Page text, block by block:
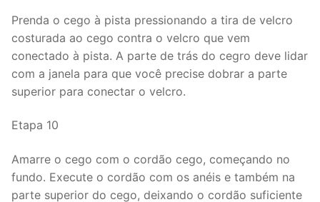
Prenda o cego à pista pressionando a tira de velcro
costurada ao cego contra o velcro que vem
conectado à pista. A parte de trás do cegro deve lidar
com a janela para que você precise dobrar a parte
superior para conectar o velcro.
Etapa 10
Amarre o cego com o cordão cego, começando no
fundo. Execute o cordão com os anéis e também na
parte superior do cego, deixando o cordão suficiente